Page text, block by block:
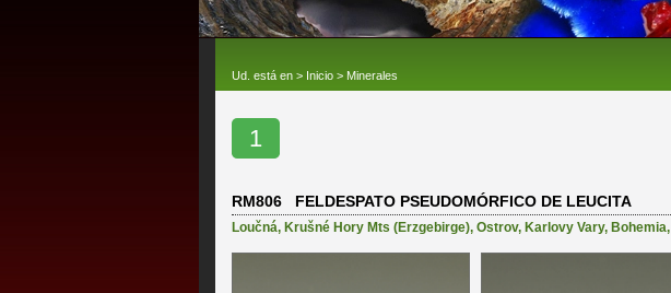
Ud. está en > Inicio > Minerales
1
RM806 FELDESPATO PSEUDOMÓRFICO DE LEUCITA
Loučná, Krušné Hory Mts (Erzgebirge), Ostrov, Karlovy Vary, Bohemia,